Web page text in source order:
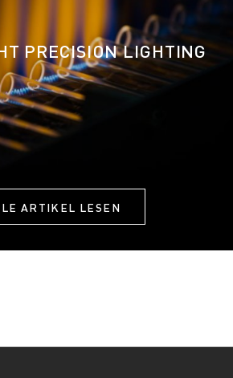
PRECISION LIGHTING
ARTIKEL LESEN